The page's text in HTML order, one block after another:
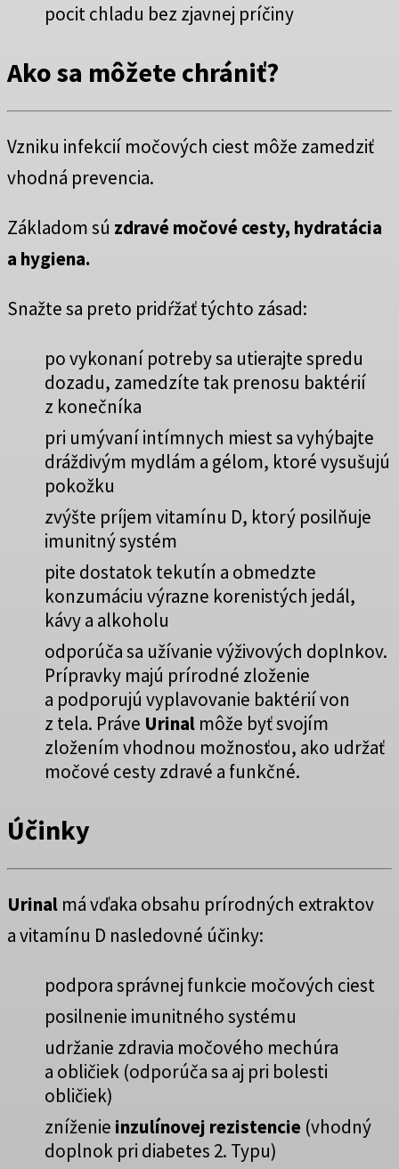
pocit chladu bez zjavnej príčiny
Ako sa môžete chrániť?
Vzniku infekcií močových ciest môže zamedziť
vhodná prevencia.
Základom sú zdravé močové cesty, hydratácia
a hygiena.
Snažte sa preto pridŕžať týchto zásad:
po vykonaní potreby sa utierajte spredu
dozadu, zamedzíte tak prenosu baktérií
z konečníka
pri umývaní intímnych miest sa vyhýbajte
dráždivým mydlám a gélom, ktoré vysušujú
pokožku
zvýšte príjem vitamínu D, ktorý posilňuje
imunitný systém
pite dostatok tekutín a obmedzte
konzumáciu výrazne korenistých jedál,
kávy a alkoholu
odporúča sa užívanie výživových doplnkov.
Prípravky majú prírodné zloženie
a podporujú vyplavovanie baktérií von
z tela. Práve Urinal môže byť svojím
zložením vhodnou možnosťou, ako udržať
močové cesty zdravé a funkčné.
Účinky
Urinal má vďaka obsahu prírodných extraktov
a vitamínu D nasledovné účinky:
podpora správnej funkcie močových ciest
posilnenie imunitného systému
udržanie zdravia močového mechúra
a obličiek (odporúča sa aj pri bolesti
obličiek)
zníženie inzulínovej rezistencie (vhodný
doplnok pri diabetes 2. Typu)